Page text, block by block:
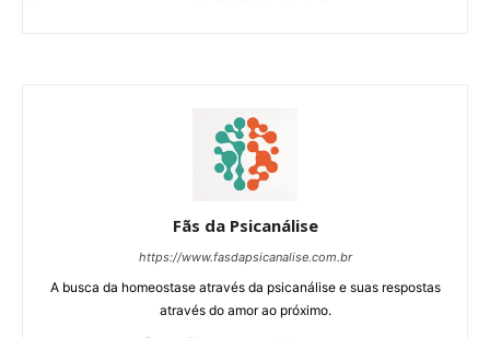
Fãs da Psicanálise
https://www.fasdapsicanalise.com.br
A busca da homeostase através da psicanálise e suas respostas
através do amor ao próximo.